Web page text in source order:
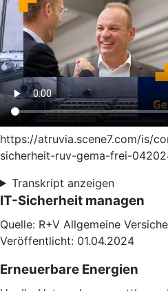
https://atruvia.scene7.com/is/
sicherheit-ruv-gema-frei-
Transkript anzeigen
IT-Sicherheit managen
Quelle: R+V Allgemeine
Veröffentlicht: 01.04.2024
Erneuerbare Energien